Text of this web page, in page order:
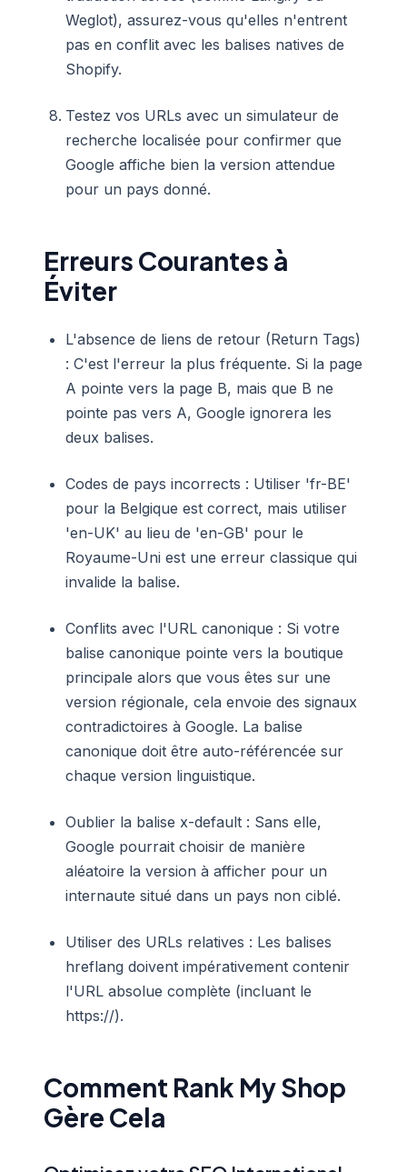
Weglot), assurez-vous qu'elles n'entrent
pas en conflit avec les balises natives de
Shopify.
Testez vos URLs avec un simulateur de
recherche localisée pour confirmer que
Google affiche bien la version attendue
pour un pays donné.
Erreurs Courantes à
Éviter
L'absence de liens de retour (Return Tags)
: C'est l'erreur la plus fréquente. Si la page
A pointe vers la page B, mais que B ne
pointe pas vers A, Google ignorera les
deux balises.
Codes de pays incorrects : Utiliser 'fr-BE'
pour la Belgique est correct, mais utiliser
'en-UK' au lieu de 'en-GB' pour le
Royaume-Uni est une erreur classique qui
invalide la balise.
Conflits avec l'URL canonique : Si votre
balise canonique pointe vers la boutique
principale alors que vous êtes sur une
version régionale, cela envoie des signaux
contradictoires à Google. La balise
canonique doit être auto-référencée sur
chaque version linguistique.
Oublier la balise x-default : Sans elle,
Google pourrait choisir de manière
aléatoire la version à afficher pour un
internaute situé dans un pays non ciblé.
Utiliser des URLs relatives : Les balises
hreflang doivent impérativement contenir
l'URL absolue complète (incluant le
https://).
Comment Rank My Shop
Gère Cela